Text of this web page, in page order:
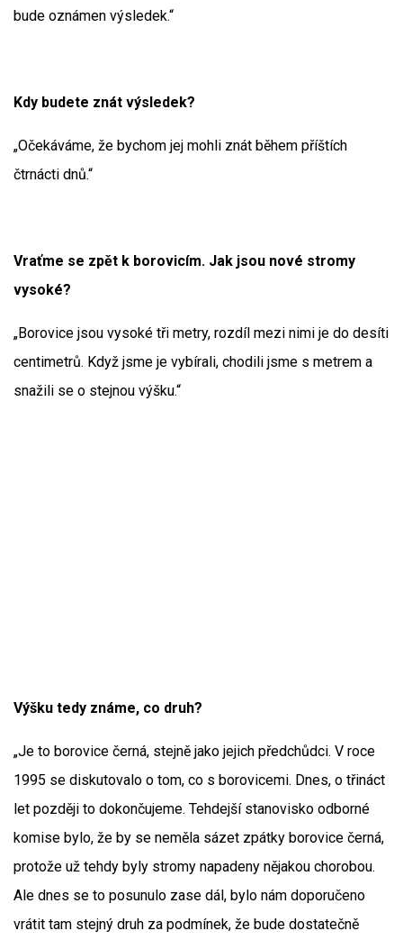
bude oznámen výsledek.“
Kdy budete znát výsledek?
„Očekáváme, že bychom jej mohli znát během příštích
čtrnácti dnů.“
Vraťme se zpět k borovicím. Jak jsou nové stromy
vysoké?
„Borovice jsou vysoké tři metry, rozdíl mezi nimi je do desíti
centimetrů. Když jsme je vybírali, chodili jsme s metrem a
snažili se o stejnou výšku.“
Výšku tedy známe, co druh?
„Je to borovice černá, stejně jako jejich předchůdci. V roce
1995 se diskutovalo o tom, co s borovicemi. Dnes, o třináct
let později to dokončujeme. Tehdejší stanovisko odborné
komise bylo, že by se neměla sázet zpátky borovice černá,
protože už tehdy byly stromy napadeny nějakou chorobou.
Ale dnes se to posunulo zase dál, bylo nám doporučeno
vrátit tam stejný druh za podmínek, že bude dostatečně